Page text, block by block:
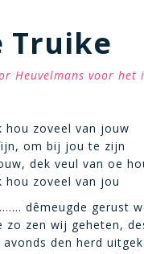
Truike
Heuvelmans voor het
hou zoveel van jouw
om bij jou te zijn
dek veul van oe
hou zoveel van jou
dêmeugde gerust
zo zen wij geheten,
avonds den herd